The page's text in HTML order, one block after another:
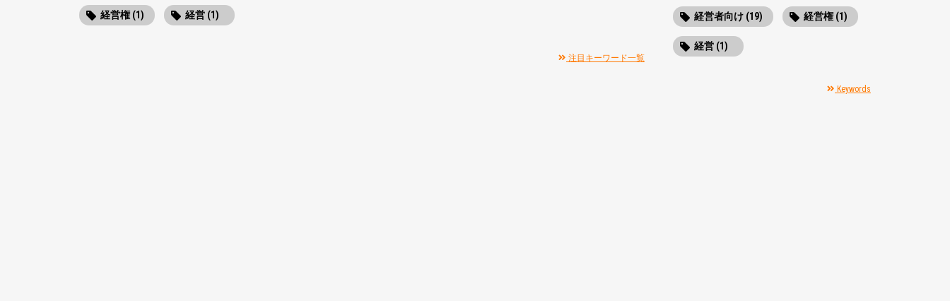
経営権 (1) 経営 (1)
注目キーワード一覧
経営者向け (19) 経営権 (1)
経営 (1)
Keywords